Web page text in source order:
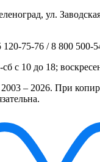
, ул.
120-75-76 / 8 800 500-
с 10 до 18;
– 2026. При